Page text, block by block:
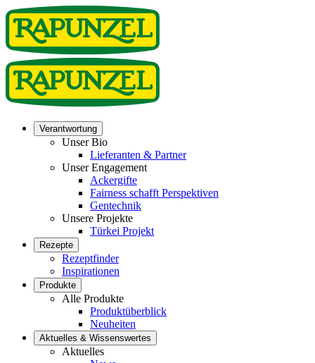
Verantwortung
Unser Bio
Lieferanten & Partner
Unser Engagement
Ackergifte
Fairness schafft Perspektiven
Gentechnik
Unsere Projekte
Türkei Projekt
Rezepte
Rezeptfinder
Inspirationen
Produkte
Alle Produkte
Produktüberblick
Neuheiten
Aktuelles & Wissenswertes
Aktuelles